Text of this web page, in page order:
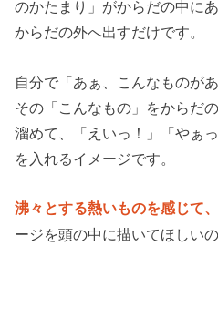
のかたまり」がからだの中に
からだの外へ出すだけです。
自分で「あぁ、こんなものが
その「こんなもの」をからだ
溜めて、「えいっ！」「やぁ
を入れるイメージです。
沸々とする熱いものを感じて
ージを頭の中に描いてほしいの